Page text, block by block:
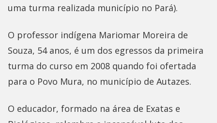
uma turma realizada município no Pará).
O professor indígena Mariomar Moreira de
Souza, 54 anos, é um dos egressos da primeira
turma do curso em 2008 quando foi ofertada
para o Povo Mura, no município de Autazes.
O educador, formado na área de Exatas e